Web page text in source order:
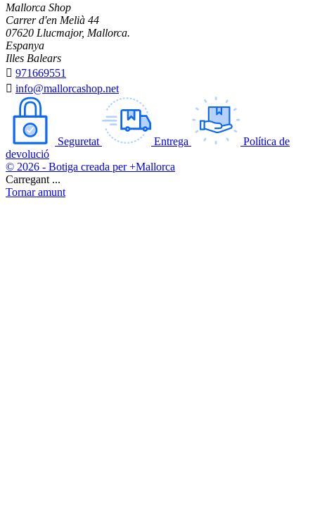
Mallorca Shop
Carrer d'en Melià 44
07620 Llucmajor, Mallorca.
Espanya
Illes Balears
 971669551
 info@mallorcashop.net
Seguretat Entrega
Política de
devolució
© 2026 - Botiga creada per +Mallorca
Carregant ...
Tornar amunt